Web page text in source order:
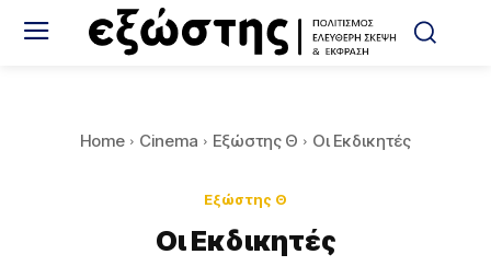
Home Cinema Εξώστης Θ Οι Εκδικητές
Εξώστης Θ
Οι Εκδικητές